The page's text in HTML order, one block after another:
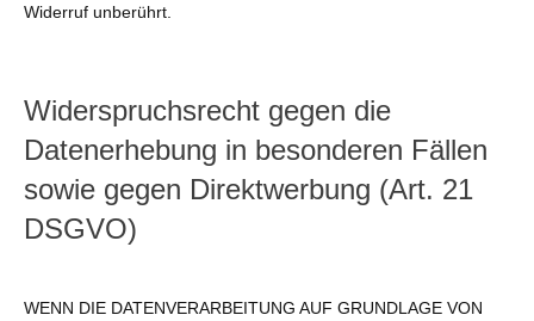
Widerruf unberührt.
Widerspruchsrecht gegen die
Datenerhebung in besonderen Fällen
sowie gegen Direktwerbung (Art. 21
DSGVO)
WENN DIE DATENVERARBEITUNG AUF GRUNDLAGE VON